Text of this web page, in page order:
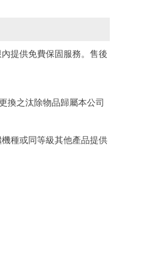
提供免費保固服務。售後
換之汰除物品歸屬本公司
種或同等級其他產品提供